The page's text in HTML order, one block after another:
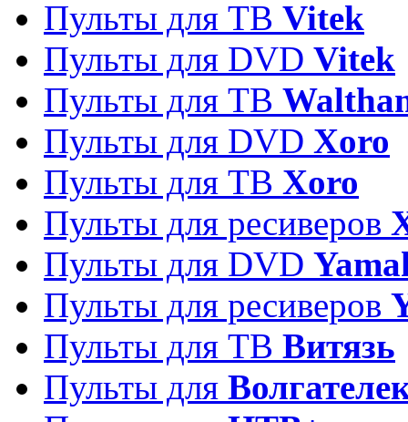
Пульты для ТВ Vitek
Пульты для DVD Vitek
Пульты для ТВ
Пульты для DVD Xoro
Пульты для ТВ Xoro
Пульты для ресиверов
Пульты для DVD
Пульты для ресиверов
Пульты для ТВ Витязь
Пульты для